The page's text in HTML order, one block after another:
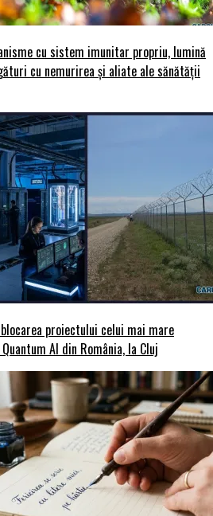
cu sistem imunitar propriu, lumină
cu nemurirea și aliate ale sănătății
proiectului celui mai mare
AI din România, la Cluj